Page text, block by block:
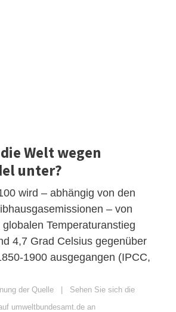
Welt wegen
unter?
wird – abhängig von den
– von
Temperaturanstieg
4,7 Grad Celsius gegenüber
1900 ausgegangen (IPCC,
der Quelle | Sehen Sie sich die
umweltbundesamt.de an